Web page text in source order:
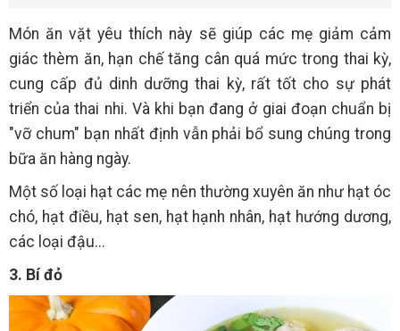
Món ăn vặt yêu thích này sẽ giúp các mẹ giảm cảm
giác thèm ăn, hạn chế tăng cân quá mức trong thai kỳ,
cung cấp đủ dinh dưỡng thai kỳ, rất tốt cho sự phát
triển của thai nhi. Và khi bạn đang ở giai đoạn chuẩn bị
"vỡ chum" bạn nhất định vẫn phải bổ sung chúng trong
bữa ăn hàng ngày.
Một số loại hạt các mẹ nên thường xuyên ăn như hạt óc
chó, hạt điều, hạt sen, hạt hạnh nhân, hạt hướng dương,
các loại đậu...
3. Bí đỏ